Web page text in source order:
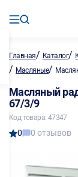
Главная/ Каталог/
/ Масляные/
Масляный
67/3/9
Код товара: 47347
0 0 отзывов